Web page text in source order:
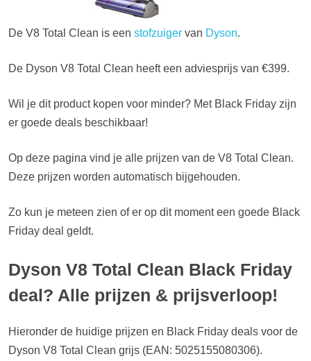
De V8 Total Clean is een stofzuiger van Dyson.
De Dyson V8 Total Clean heeft een adviesprijs van €399.
Wil je dit product kopen voor minder? Met Black Friday zijn
er goede deals beschikbaar!
Op deze pagina vind je alle prijzen van de V8 Total Clean.
Deze prijzen worden automatisch bijgehouden.
Zo kun je meteen zien of er op dit moment een goede Black
Friday deal geldt.
Dyson V8 Total Clean Black Friday
deal? Alle prijzen & prijsverloop!
Hieronder de huidige prijzen en Black Friday deals voor de
Dyson V8 Total Clean grijs (EAN: 5025155080306).